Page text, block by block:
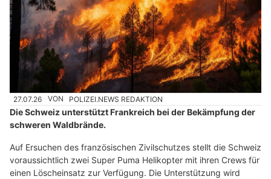
27.07.26 VON POLIZEI.NEWS REDAKTION
Die Schweiz unterstützt Frankreich bei der Bekämpfung der
schweren Waldbrände.
Auf Ersuchen des französischen Zivilschutzes stellt die Schweiz
voraussichtlich zwei Super Puma Helikopter mit ihren Crews für
einen Löscheinsatz zur Verfügung. Die Unterstützung wird